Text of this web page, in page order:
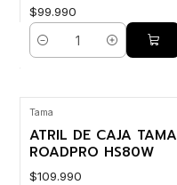
$99.990
Cantidad
Tama
ATRIL DE CAJA TAMA
ROADPRO HS80W
$109.990